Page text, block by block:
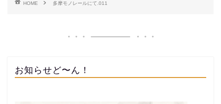
HOME 多摩モノレールにて.011
お知らせど〜ん！